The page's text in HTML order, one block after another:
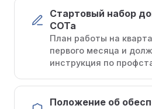
Стартовый набор
СОТа
План работы на
первого месяца и
инструкция по
Положение об